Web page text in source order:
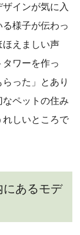
インが気に入
様子が伝わっ
ほえましい声
ワーを作っ
った」とあり
ペットの住み
しいところで
にあるモデ